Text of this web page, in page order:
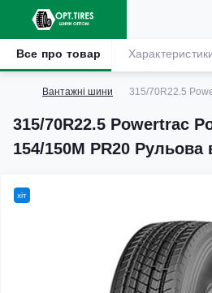
Вантажні шини 315/70R22.5
315/70R22.5 Powertrac
154/150M PR20
Все про товар
хіт